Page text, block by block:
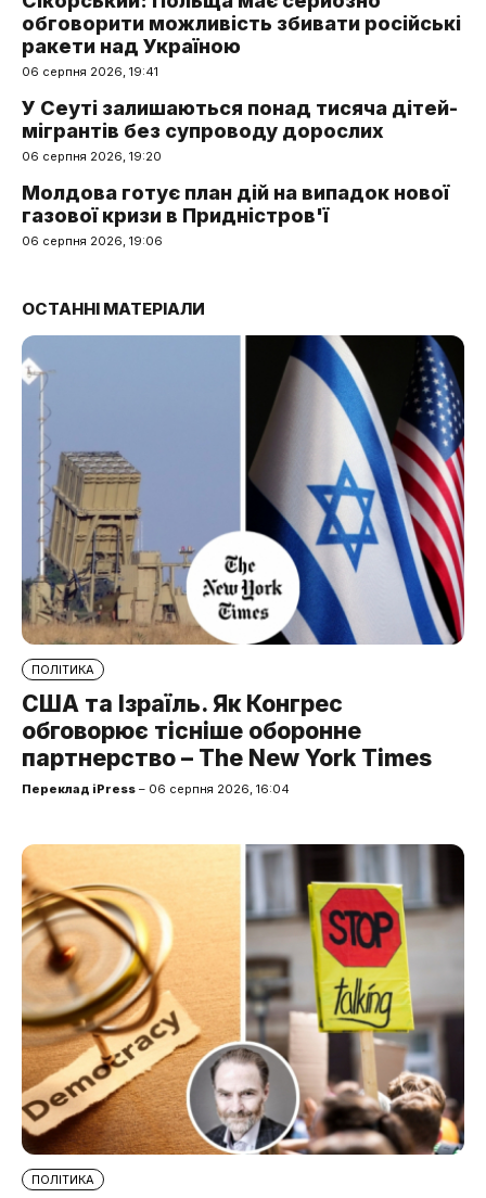
обговорити можливість збивати російські
ракети над Україною
06 серпня 2026, 19:41
У Сеуті залишаються понад тисяча дітей-
мігрантів без супроводу дорослих
06 серпня 2026, 19:20
Молдова готує план дій на випадок нової
газової кризи в Придністров'ї
06 серпня 2026, 19:06
ОСТАННІ МАТЕРІАЛИ
ПОЛІТИКА
США та Ізраїль. Як Конгрес
обговорює тісніше оборонне
партнерство – The New York Times
Переклад iPress – 06 серпня 2026, 16:04
ПОЛІТИКА